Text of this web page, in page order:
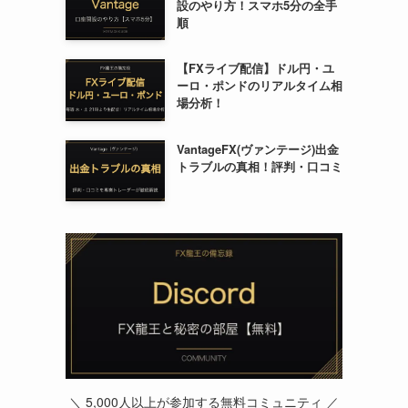
設のやり方！スマホ5分の全手
順
【FXライブ配信】ドル円・ユ
ーロ・ポンドのリアルタイム相
場分析！
VantageFX(ヴァンテージ)出金
トラブルの真相！評判・口コミ
＼ 5,000人以上が参加する無料コミュニティ ／